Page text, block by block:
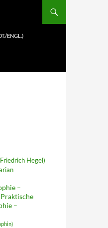
ENGL.)
Hegel)
–
–